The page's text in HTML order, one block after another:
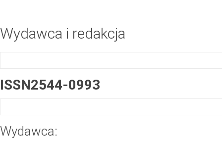
Wydawca i redakcja
ISSN2544-0993
Wydawca: